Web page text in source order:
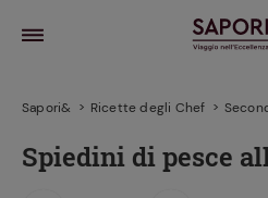
Sapori& Ricette degli Chef
Spiedini di pesce